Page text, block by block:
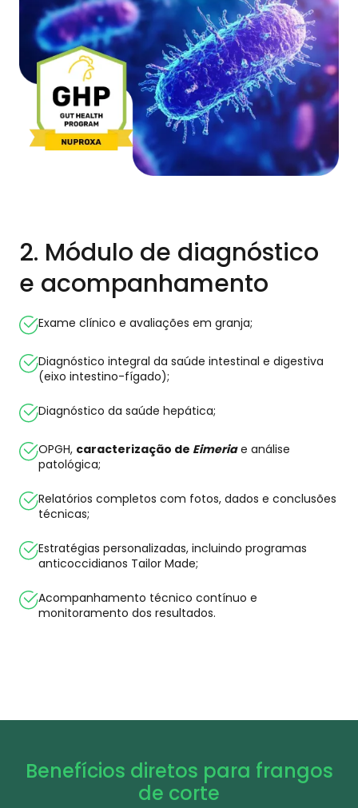
2. Módulo de diagnóstico
e acompanhamento
Exame clínico e avaliações em granja;
Diagnóstico integral da saúde intestinal e digestiva
(eixo intestino-fígado);
Diagnóstico da saúde hepática;
OPGH, caracterização de Eimeriae análise
patológica;
Relatórios completos com fotos, dados e conclusões
técnicas;
Estratégias personalizadas, incluindo programas
anticoccidianos Tailor Made;
Acompanhamento técnico contínuo e
monitoramento dos resultados.
Benefícios diretos para frangos
de corte